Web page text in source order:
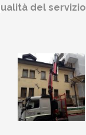
del servizio